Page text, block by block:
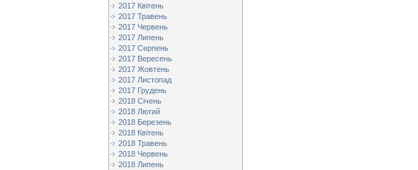
2017 Квітень
2017 Травень
2017 Червень
2017 Липень
2017 Серпень
2017 Вересень
2017 Жовтень
2017 Листопад
2017 Грудень
2018 Січень
2018 Лютий
2018 Березень
2018 Квітень
2018 Травень
2018 Червень
2018 Липень